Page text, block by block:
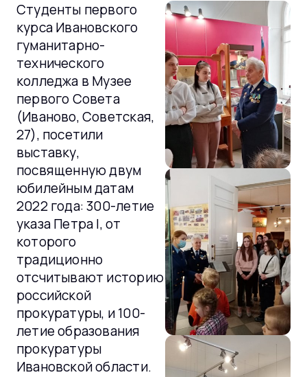
Студенты первого
курса Ивановского
гуманитарно-
технического
колледжа в Музее
первого Совета
(Иваново, Советская,
27), посетили
выставку,
посвященную двум
юбилейным датам
2022 года: 300-летие
указа Петра I, от
которого
традиционно
отсчитывают историю
российской
прокуратуры, и 100-
летие образования
прокуратуры
Ивановской области.